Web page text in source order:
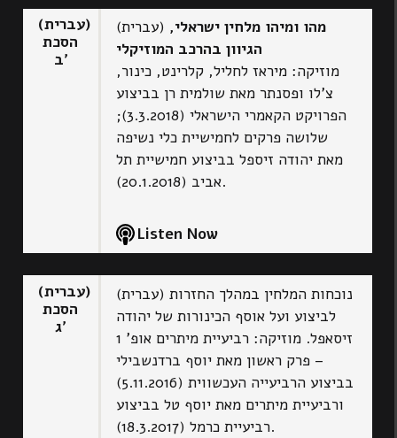
(עברית)
הסכת
ב'
(עברית) מהו ומיהו מלחין ישראלי,
הגיוון בהרכב המוזיקלי
מוזיקה: מיראז לחליל, קלרינט, כינור,
צ’לו ופסנתר מאת שולמית רן בביצוע
הפרויקט הקאמרי הישראלי (3.3.2018);
שלושה פרקים לחמישיית כלי נשיפה
מאת יהודה זיספל בביצוע חמישיית תל
אביב (20.1.2018).
Listen Now
(עברית)
הסכת
ג'
(עברית) נוכחות המלחין במהלך החזרות
לביצוע ועל אוסף הכינורות של יהודה
זיסאפל. מוזיקה: רביעיית מיתרים אופ’ 1
– פרק ראשון מאת יוסף ברדנשבילי
בביצוע הרביעייה העכשווית (5.11.2016)
ורביעיית מיתרים מאת יוסף טל בביצוע
רביעיית כרמל (18.3.2017).